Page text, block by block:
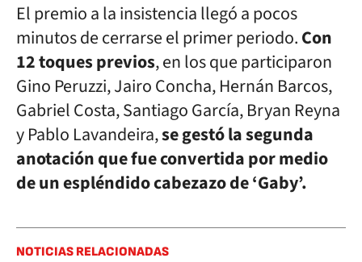
El premio a la insistencia llegó a pocos
minutos de cerrarse el primer periodo.Con
12 toques previos, en los que participaron
Gino Peruzzi, Jairo Concha, Hernán Barcos,
Gabriel Costa, Santiago García, Bryan Reyna
y Pablo Lavandeira,se gestó la segunda
anotación que fue convertida por medio
de un espléndido cabezazo de ‘Gaby’.
NOTICIAS RELACIONADAS